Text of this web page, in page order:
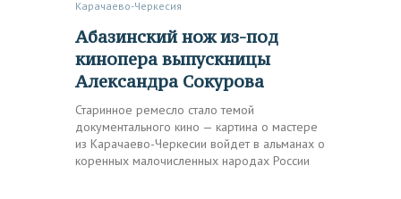
Карачаево-Черкесия
Абазинский нож из-под
кинопера выпускницы
Александра Сокурова
Старинное ремесло стало темой
документального кино — картина о мастере
из Карачаево-Черкесии войдет в альманах о
коренных малочисленных народах России